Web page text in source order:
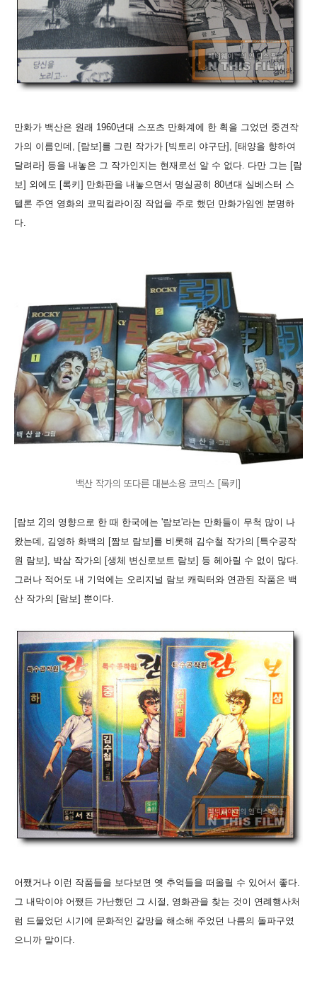
만화가 백산은 원래 1960년대 스포츠 만화계에 한 획을 그었던 중견작
가의 이름인데, [람보]를 그린 작가가 [빅토리 야구단], [태양을 향하여
달려라] 등을 내놓은 그 작가인지는 현재로선 알 수 없다. 다만 그는 [람
보] 외에도 [록키] 만화판을 내놓으면서 명실공히 80년대 실베스터 스
텔론 주연 영화의 코믹컬라이징 작업을 주로 했던 만화가임엔 분명하
다.
백산 작가의 또다른 대본소용 코믹스 [록키]
[람보 2]의 영향으로 한 때 한국에는 '람보'라는 만화들이 무척 많이 나
왔는데, 김영하 화백의 [짬보 람보]를 비롯해 김수철 작가의 [특수공작
원 람보], 박삼 작가의 [생체 변신로보트 람보] 등 헤아릴 수 없이 많다.
그러나 적어도 내 기억에는 오리지널 람보 캐릭터와 연관된 작품은 백
산 작가의 [람보] 뿐이다.
어쨌거나 이런 작품들을 보다보면 옛 추억들을 떠올릴 수 있어서 좋다.
그 내막이야 어쨌든 가난했던 그 시절, 영화관을 찾는 것이 연례행사처
럼 드물었던 시기에 문화적인 갈망을 해소해 주었던 나름의 돌파구였
으니까 말이다.